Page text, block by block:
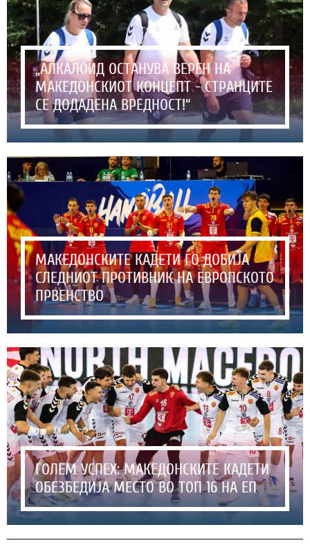
„АЛКАЛОИД ОСТАНУВА ВЕРЕН НА
МАКЕДОНСКИОТ КОНЦЕПТ - СТРАНЦИТЕ
СЕ ДОДАДЕНА ВРЕДНОСТ!“
МАКЕДОНСКИТЕ КАДЕТИ ГО ДОБИЈА
СЛЕДНИОТ ПРОТИВНИК НА ЕВРОПСКОТО
ПРВЕНСТВО
ГОЛЕМ УСПЕХ: МАКЕДОНСКИТЕ КАДЕТИ
ОБЕЗБЕДИЈА МЕСТО ВО ТОП 16 НА ЕП